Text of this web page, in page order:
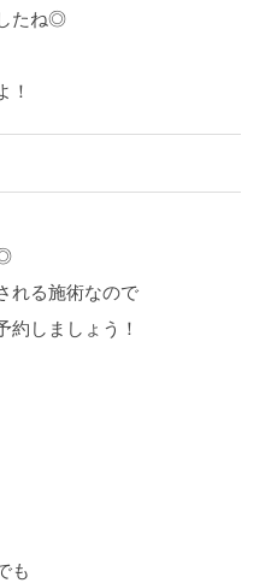
たね◎
！
れる施術なので
約しましょう！
も